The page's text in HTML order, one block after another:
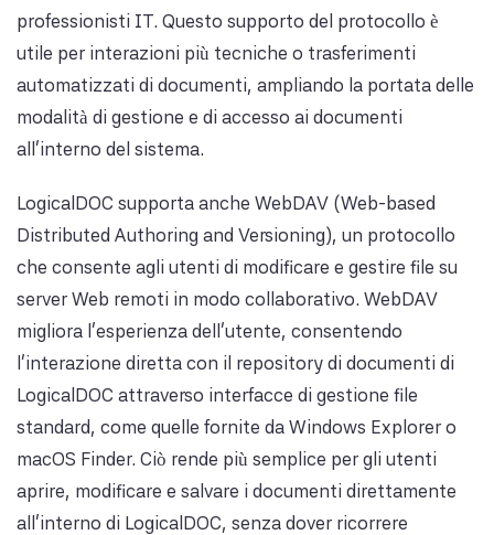
professionisti IT. Questo supporto del protocollo è
utile per interazioni più tecniche o trasferimenti
automatizzati di documenti, ampliando la portata delle
modalità di gestione e di accesso ai documenti
all'interno del sistema.
LogicalDOC supporta anche WebDAV (Web-based
Distributed Authoring and Versioning), un protocollo
che consente agli utenti di modificare e gestire file su
server Web remoti in modo collaborativo. WebDAV
migliora l'esperienza dell'utente, consentendo
l'interazione diretta con il repository di documenti di
LogicalDOC attraverso interfacce di gestione file
standard, come quelle fornite da Windows Explorer o
macOS Finder. Ciò rende più semplice per gli utenti
aprire, modificare e salvare i documenti direttamente
all'interno di LogicalDOC, senza dover ricorrere